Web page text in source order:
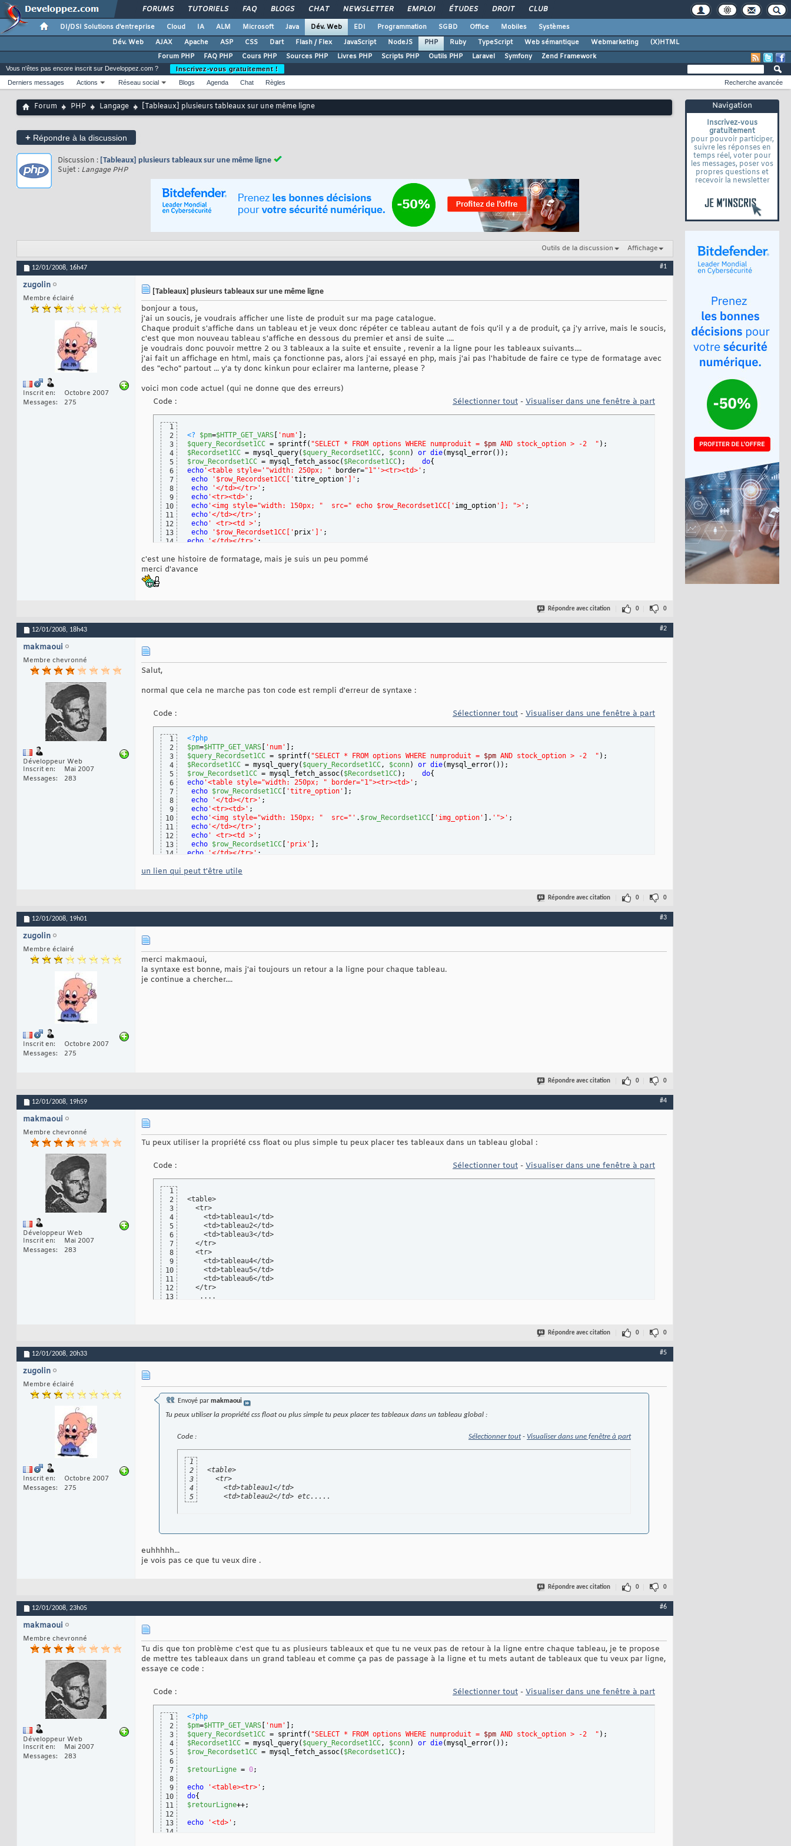
FORUMS TUTORIELS FAQ BLOGS CHAT NEWSLETTER EMPLOI ÉTUDES DROIT CLUB
DI/DSI Solutions d'entreprise Cloud IA ALM Microsoft Java Dév. Web EDI Programmation SGBD Office Mobiles
Systèmes
Dév. Web
AJAX Apache ASP CSS Dart Flash / Flex JavaScript NodeJS PHP Ruby TypeScript Web sémantique Webmarketing
(X)HTML
Forum PHP
FAQ PHP Cours PHP Sources PHP Livres PHP Scripts PHP Outils PHP Laravel Symfony Zend Framework
Navigation
Inscrivez-vous
gratuitement
pour pouvoir participer,
suivre les réponses en
temps réel, voter pour
les messages, poser vos
propres questions et
recevoir la newsletter
Vous n'êtes pas encore inscrit sur Developpez.com ?
Inscrivez-vous gratuitement !
Derniers messages
Actions Réseau social Blogs Agenda Chat Règles Recherche avancée
Forum PHP Langage [Tableaux] plusieurs tableaux sur une même ligne
+ Répondre à la discussion
Discussion : [Tableaux] plusieurs tableaux sur une même ligne
Sujet : Langage PHP
Outils de la discussion Affichage
12/01/2008, 16h47 #1
zugolin
Membre éclairé
Inscrit en
Octobre 2007
Messages
275
[Tableaux] plusieurs tableaux sur une même ligne
bonjour a tous,
j'ai un soucis, je voudrais afficher une liste de produit sur ma page catalogue.
Chaque produit s'affiche dans un tableau et je veux donc répéter ce tableau autant de fois qu'il y a de produit, ça j'y arrive, mais le soucis,
c'est que mon nouveau tableau s'affiche en dessous du premier et ansi de suite ....
je voudrais donc pouvoir mettre 2 ou 3 tableaux a la suite et ensuite , revenir a la ligne pour les tableaux suivants....
j'ai fait un affichage en html, mais ça fonctionne pas, alors j'ai essayé en php, mais j'ai pas l'habitude de faire ce type de formatage avec
des "echo" partout ... y'a ty donc kinkun pour eclairer ma lanterne, please ?
voici mon code actuel (qui ne donne que des erreurs)
Code :
Sélectionner tout - Visualiser dans une fenêtre à part
1
2
3
4
5
6
7
8
9
10
11
12
13
14
16
17
<? $pm=$HTTP_GET_VARS 'num'
;
$query_Recordset1CC = sprintf( "SELECT * FROM options WHERE numproduit = $pm AND stock_option > -2  " ) ;
$Recordset1CC = mysql_query( $query_Recordset1CC, $conn) or die(mysql_error( ) ) ;
$row_Recordset1CC = mysql_fetch_assoc( $Recordset1CC) ; do{
echo '<table style=' "width: 250px; " border="1" '><tr><td>' ;
echo
'$row_Recordset1CC['titre_option ']' ;
echo
'</td></tr>' ;
echo '<tr><td>' ;
echo '<img style="width: 150px; "  src=" echo $row_Recordset1CC[' img_option ']; ">' ;
echo '</td></tr>' ;
echo ' <tr><td >' ;
echo
'$row_Recordset1CC[' prix ']' ;
echo
'</td></tr>' ;
echo'</td></tr>';
c'est une histoire de formatage, mais je suis un peu pommé
merci d'avance
Répondre avec citation 0 0
12/01/2008, 18h43 #2
makmaoui
Membre chevronné
Développeur Web
Inscrit en
Mai 2007
Messages
283
Salut,
normal que cela ne marche pas ton code est rempli d'erreur de syntaxe :
Code : Sélectionner tout - Visualiser dans une fenêtre à part
1
2
3
4
5
6
7
8
9
10
11
12
13
14
16
<?php
$pm=$HTTP_GET_VARS 'num'
;
$query_Recordset1CC = sprintf( "SELECT * FROM options WHERE numproduit = $pm AND stock_option > -2  " ) ;
$Recordset1CC = mysql_query( $query_Recordset1CC, $conn) or die(mysql_error( ) ) ;
$row_Recordset1CC = mysql_fetch_assoc( $Recordset1CC) ; do{
echo '<table style="width: 250px; " border="1"><tr><td>' ;
echo $row_Recordset1CC 'titre_option'
;
echo
'</td></tr>' ;
echo '<tr><td>' ;
echo '<img style="width: 150px; "  src="' . $row_Recordset1CC 'img_option' . '">' ;
echo '</td></tr>' ;
echo ' <tr><td >' ;
echo $row_Recordset1CC 'prix'
;
echo
'</td></tr>' ;
echo'</td></tr>'
un lien qui peut t'être utile
Répondre avec citation 0 0
12/01/2008, 19h01 #3
zugolin
Membre éclairé
Inscrit en
Octobre 2007
Messages
275
merci makmaoui,
la syntaxe est bonne, mais j'ai toujours un retour a la ligne pour chaque tableau.
je continue a chercher....
Répondre avec citation 0 0
12/01/2008, 19h59 #4
makmaoui
Membre chevronné
Développeur Web
Inscrit en
Mai 2007
Messages
283
Tu peux utiliser la propriété css float ou plus simple tu peux placer tes tableaux dans un tableau global :
Code : Sélectionner tout - Visualiser dans une fenêtre à part
1
2
3
4
5
6
7
8
9
10
11
12
13
<table>
  <tr>
    <td>tableau1</td>
    <td>tableau2</td>
    <td>tableau3</td>
  </tr>
  <tr>
    <td>tableau4</td>
    <td>tableau5</td>
    <td>tableau6</td>
  </tr>
   ....
Répondre avec citation 0 0
12/01/2008, 20h33 #5
zugolin
Membre éclairé
Inscrit en
Octobre 2007
Messages
275
Envoyé par makmaoui
Tu peux utiliser la propriété css float ou plus simple tu peux placer tes tableaux dans un tableau global :
Code : Sélectionner tout- Visualiser dans une fenêtre à part
1
2
3
4
5
<table>
  <tr>
    <td>tableau1</td>
    <td>tableau2</td> etc.....
euhhhhh...
je vois pas ce que tu veux dire .
Répondre avec citation 0 0
12/01/2008, 23h05 #6
makmaoui
Membre chevronné
Développeur Web
Inscrit en
Mai 2007
Messages
283
Tu dis que ton problème c'est que tu as plusieurs tableaux et que tu ne veux pas de retour à la ligne entre chaque tableau, je te propose
de mettre tes tableaux dans un grand tableau et comme ça pas de passage à la ligne et tu mets autant de tableaux que tu veux par ligne,
essaye ce code :
Code : Sélectionner tout - Visualiser dans une fenêtre à part
1
2
3
4
5
6
7
8
9
10
11
12
13
14
<?php
$pm=$HTTP_GET_VARS [ 'num' ] ;
$query_Recordset1CC = sprintf( "SELECT * FROM options WHERE numproduit = $pm AND stock_option > -2  " ) ;
$Recordset1CC = mysql_query( $query_Recordset1CC , $conn) or die(mysql_error( ) ) ;
$row_Recordset1CC = mysql_fetch_assoc( $Recordset1CC) ;
$retourLigne = 0;
echo '<table><tr>' ;
do{
$retourLigne++;
echo '<td>' ;